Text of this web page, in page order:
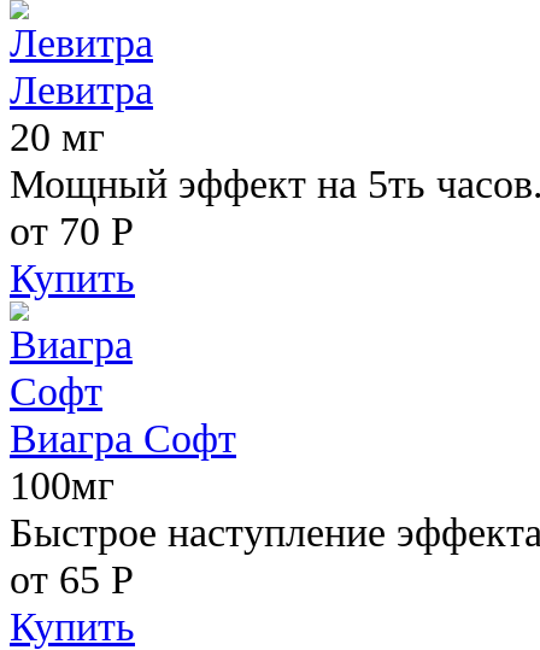
Левитра
20 мг
Мощный эффект на 5ть
от 70 Р
Купить
Виагра Софт
100мг
Быстрое наступление
от 65 Р
Купить